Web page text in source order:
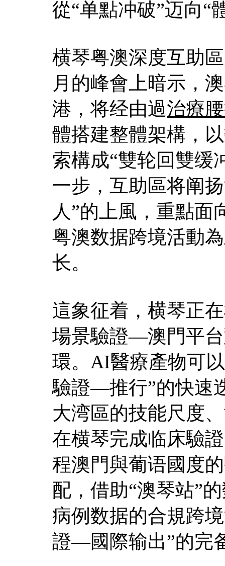
從“单點冲破”迈向“
横琴粤澳深度互助
月的峰會上暗示，
港，将经由過治療
體搭建整體架構，
索構成“雙轮回雙缓
一步，互助區将阐
人”的上風，重點面
粤澳数据跨境活動
长。
這象征着，横琴正
場景驗證—澳門平
環。AI醫療產物可
驗證—推行”的快速
大湾區的技能尺度
在横琴完成临床驗
程澳門與葡语國度
配，借助“澳琴站”
病例数据的合規跨
證—國際输出”的完